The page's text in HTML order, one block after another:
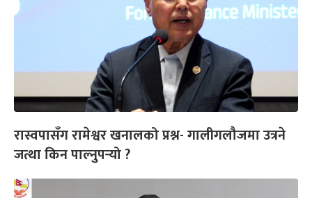
रास्वपासँग रामेश्वर खनालको प्रश्न- गालीगलौजमा उत्रने
जत्था किन पाल्नुपर्‍यो ?